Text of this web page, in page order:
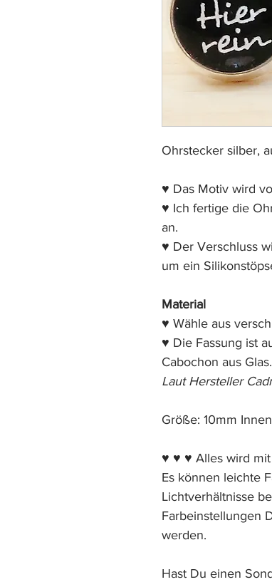
Ohrstecker silber,
♥ Das Motiv wird
♥ Ich fertige die
an.
♥ Der Verschluss
um ein
Material
♥ Wähle aus
♥ Die Fassung ist
Cabochon aus Glas.
Laut Hersteller
Größe: 10mm
♥ ♥ ♥ Alles wird
Es können leichte
Lichtverhältnisse
Farbeinstellungen
werden.
Hast Du einen